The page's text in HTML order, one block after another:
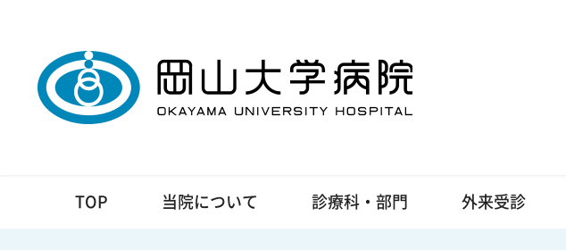
TOP 当院について 診療科・部門 外来受診